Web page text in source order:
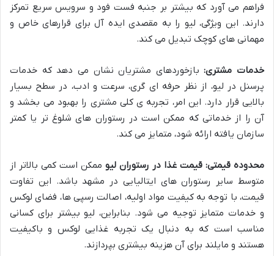
فراهم می آورد که بیشتر بر جنبه فست فود و سرویس سریع تمرکز
دارند. این ویژگی، لیو را به مقصدی ایده آل برای قرارهای خاص و
مهمانی های کوچک تبدیل می کند.
خدمات مشتری:بازخوردهای مشتریان نشان می دهد که خدمات
پرسنل در لیو، از نظر حرفه ای گری، سرعت و ادب، در سطح بسیار
بالایی قرار دارد. این امر، تجربه ی کلی مشتری را بهبود می بخشد و
آن را از خدماتی که ممکن است در رستوران های شلوغ تر یا کمتر
سازمان یافته ارائه شود، متمایز می کند.
محدوده قیمتی: قیمت غذا در رستوران لیو ممکن است کمی بالاتر از
متوسط سایر رستوران های ایتالیایی در مشهد باشد. این تفاوت
قیمت، با توجه به کیفیت مواد اولیه، اصالت رسپی ها، فضای لوکس
و خدمات متمایز توجیه می شود. بنابراین، لیو بیشتر برای کسانی
مناسب است که به دنبال یک تجربه غذایی لوکس و باکیفیت
هستند و مایلند برای آن هزینه بیشتری بپردازند.